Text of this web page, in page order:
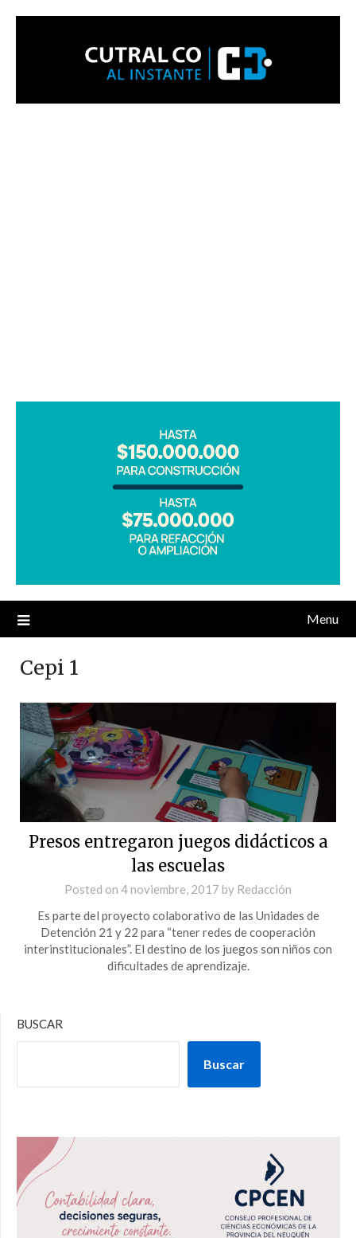
Menu
Cepi 1
Presos entregaron juegos didácticos a
las escuelas
Posted on 4 noviembre, 2017 by Redacción
Es parte del proyecto colaborativo de las Unidades de
Detención 21 y 22 para “tener redes de cooperación
interinstitucionales”. El destino de los juegos son niños con
dificultades de aprendizaje.
BUSCAR
Buscar